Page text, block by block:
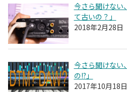
今さら聞けない
て古いの？」
2018年2月28日
今さら聞けない
の!?」
2017年10月18日